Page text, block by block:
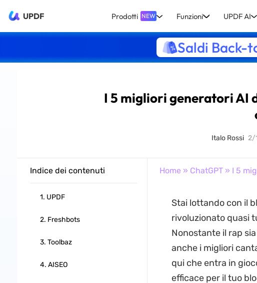
UPDF Prodotti NEW Funzioni UPDF AI
Saldi Back-
I 5 migliori generatori AI
Italo Rossi 2/
Indice dei contenuti
1. UPDF
2. Freshbots
3. Toolbaz
4. AISEO
Home » ChatGPT» I 5
Stai lottando con il
rivoluzionato quasi
Nonostante il rap
anche i migliori
qui che entra in
efficace per il tuo